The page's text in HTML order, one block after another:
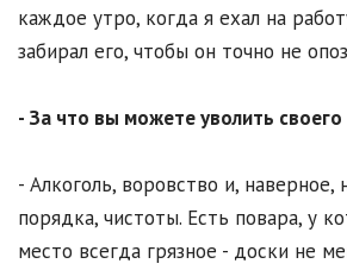
каждое утро, когда я ехал на
забирал его, чтобы он точно не
- За что вы можете уволить
- Алкоголь, воровство и, наверное,
порядка, чистоты. Есть повара, у
место всегда грязное - доски не